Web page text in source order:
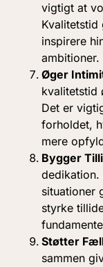
vigtigt at
inspirere
ambitioner.
Øger
kvalitetstid
Det er
forholdet,
mere
Bygger
dedikation.
situationer
styrke
Støtter
sammen